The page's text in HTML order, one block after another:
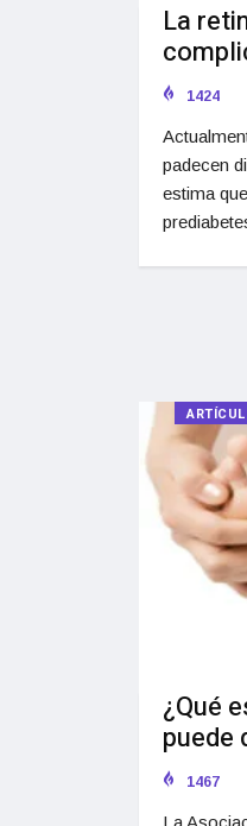
La
1424
padecen
estima
¿Qué
puede
1467